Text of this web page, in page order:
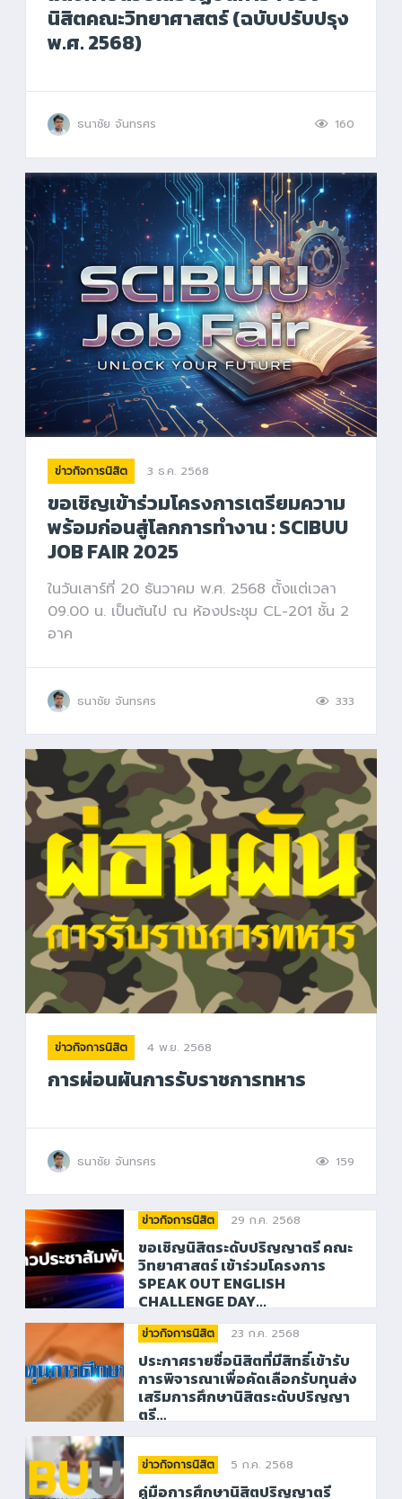
นิสิตคณะวิทยาศาสตร์ (ฉบับปรับปรุง
พ.ศ. 2568)
ธนาชัย จันทรศร 160
ข่าวกิจการนิสิต 3 ธ.ค. 2568
ขอเชิญเข้าร่วมโครงการเตรียมความ
พร้อมก่อนสู่โลกการทำงาน : SCIBUU
JOB FAIR 2025
ในวันเสาร์ที่ 20 ธันวาคม พ.ศ. 2568 ตั้งแต่เวลา
09.00 น. เป็นต้นไป ณ ห้องประชุม CL-201 ชั้น 2
อาค
ธนาชัย จันทรศร 333
ข่าวกิจการนิสิต 4 พ.ย. 2568
การผ่อนผันการรับราชการทหาร
ธนาชัย จันทรศร 159
ข่าวกิจการนิสิต 29 ก.ค. 2568
ขอเชิญนิสิตระดับปริญญาตรี คณะ
วิทยาศาสตร์ เข้าร่วมโครงการ
SPEAK OUT ENGLISH
CHALLENGE DAY...
ข่าวกิจการนิสิต 23 ก.ค. 2568
ประกาศรายชื่อนิสิตที่มีสิทธิ์เข้ารับ
การพิจารณาเพื่อคัดเลือกรับทุนส่ง
เสริมการศึกษานิสิตระดับปริญญา
ตรี…
ข่าวกิจการนิสิต 5 ก.ค. 2568
คู่มือการศึกษานิสิตปริญญาตรี